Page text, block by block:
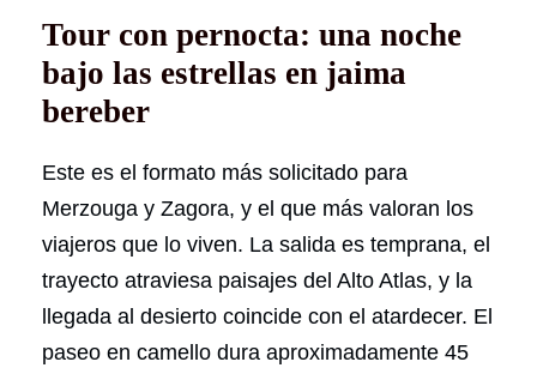
Tour con pernocta: una noche
bajo las estrellas en jaima
bereber
Este es el formato más solicitado para
Merzouga y Zagora, y el que más valoran los
viajeros que lo viven. La salida es temprana, el
trayecto atraviesa paisajes del Alto Atlas, y la
llegada al desierto coincide con el atardecer. El
paseo en camello dura aproximadamente 45